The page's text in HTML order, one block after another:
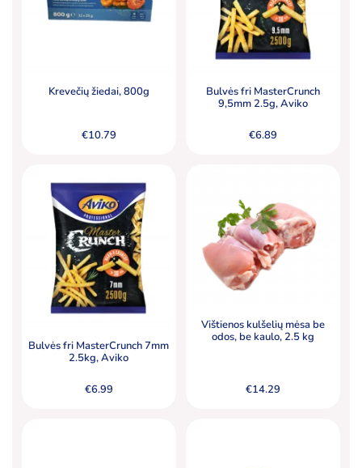
Krevečių žiedai, 800g
€10.79
Bulvės fri MasterCrunch
9,5mm 2.5g, Aviko
€6.89
Bulvės fri MasterCrunch 7mm
2.5kg, Aviko
€6.99
Vištienos kulšelių mėsa be
odos, be kaulo, 2.5 kg
€14.29